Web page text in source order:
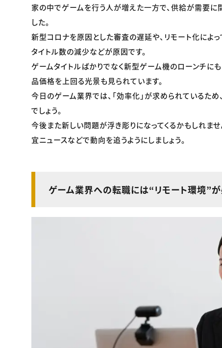
家の中でゲームを行う人が増えた一方で、供給が需要に
した。
新型コロナを原因とした審査の遅延や、リモート化によ
タイトル数の減少などが原因です。
ゲームタイトルばかりでなく新型ゲーム機のローンチに
品価格を上回る光景も見られています。
今日のゲーム業界では、「効率化」が求められているた
でしょう。
今後また新しい問題が浮き彫りになってくるかもしれま
宜ニュースなどで動向を追うようにしましょう。
ゲーム業界への転職には“リモート環境”